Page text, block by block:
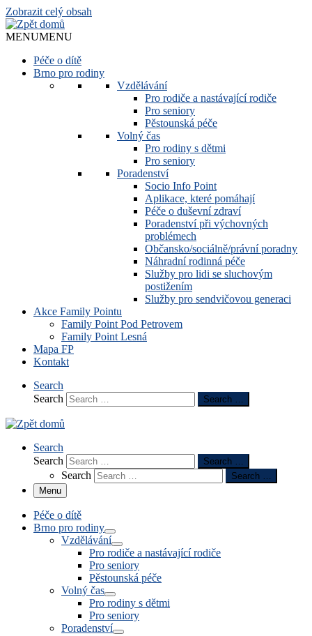
Zobrazit celý obsah
MENUMENU
Péče o dítě
Brno pro rodiny
Vzdělávání
Pro rodiče a nastávající rodiče
Pro seniory
Pěstounská péče
Volný čas
Pro rodiny s dětmi
Pro seniory
Poradenství
Socio Info Point
Aplikace, které pomáhají
Péče o duševní zdraví
Poradenství při výchovných
problémech
Občansko/sociálně/právní poradny
Náhradní rodinná péče
Služby pro lidi se sluchovým
postižením
Služby pro sendvičovou generaci
Akce Family Pointu
Family Point Pod Petrovem
Family Point Lesná
Mapa FP
Kontakt
Search
Search
Search …
Search
Search
Search …
Search
Search …
Menu
Péče o dítě
Brno pro rodiny
Vzdělávání
Pro rodiče a nastávající rodiče
Pro seniory
Pěstounská péče
Volný čas
Pro rodiny s dětmi
Pro seniory
Poradenství